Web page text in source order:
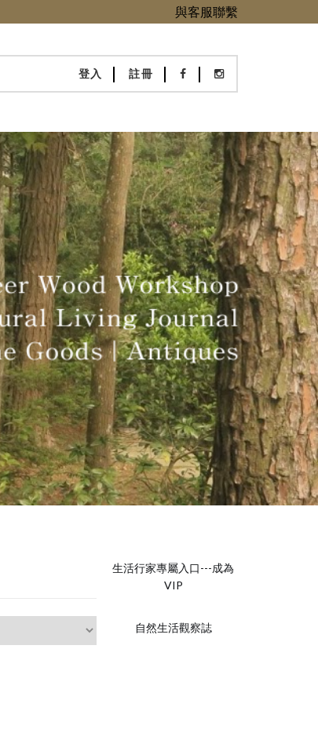
與客服聯繫
登入 註冊
生活行家專屬入口---成為
VIP
自然生活觀察誌